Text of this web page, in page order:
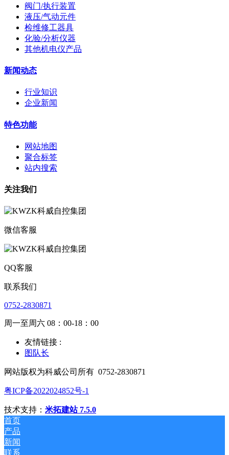
阀门/执行装置
液压/气动元件
检维修工器具
化验/分析仪器
其他机电仪产品
新闻动态
行业知识
企业新闻
特色功能
网站地图
聚合标签
站内搜索
关注我们
微信客服
QQ客服
联系我们
0752-2830871
周一至周六 08：00-18：00
友情链接 :
图队长
网站版权为科威公司所有 0752-2830871
粤ICP备2022024852号-1
技术支持： 米拓建站 7.5.0
首页
产品
新闻
联系